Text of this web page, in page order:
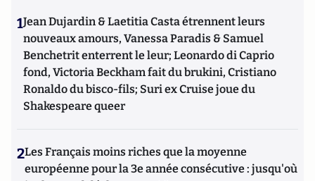
1Jean Dujardin & Laetitia Casta étrennent leurs
nouveaux amours, Vanessa Paradis & Samuel
Benchetrit enterrent le leur; Leonardo di Caprio
fond, Victoria Beckham fait du brukini, Cristiano
Ronaldo du bisco-fils; Suri ex Cruise joue du
Shakespeare queer
2Les Français moins riches que la moyenne
européenne pour la 3e année consécutive : jusqu'où